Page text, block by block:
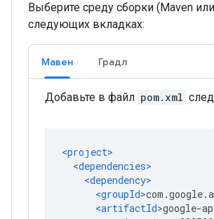
Выберите среду сборки (Maven
следующих вкладках:
Мавен Градл
Добавьте в файл pom.xml